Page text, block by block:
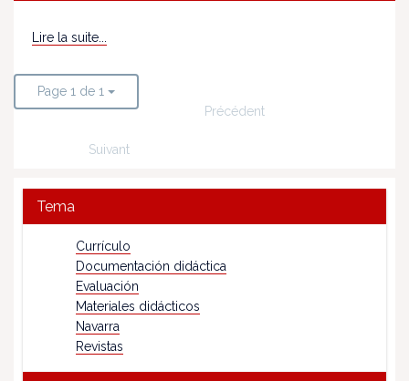
Lire la suite...
Page 1 de 1
Précédent
Suivant
Tema
Currículo
Documentación didáctica
Evaluación
Materiales didácticos
Navarra
Revistas